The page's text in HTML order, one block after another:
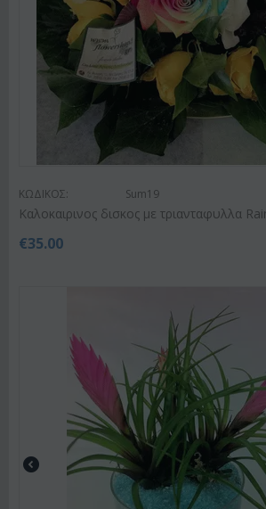
ΚΩΔΙΚΟΣ: Sum19
Kαλοκαιρινος δισκος με τριανταφυλλα
€35.00